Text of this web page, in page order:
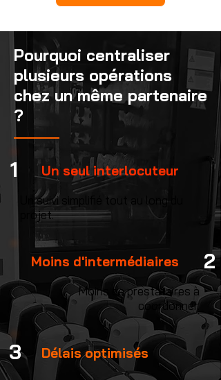
Pourquoi centraliser
plusieurs opérations
chez un même partenaire
?
Un seul interlocuteur
Un suivi simplifié tout au long du
projet.
1
Moins d'intermédiaires
Moins de prestataires à
coordonner.
2
3 Délais optimisés